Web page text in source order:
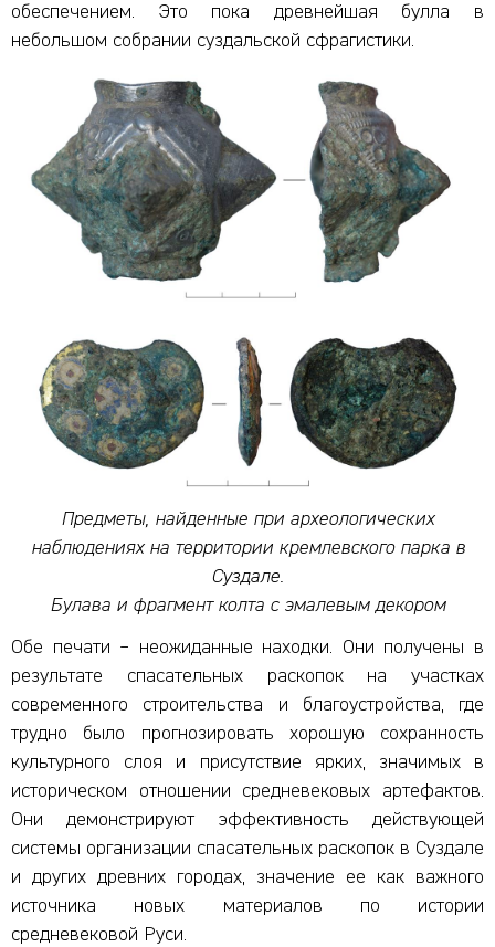
обеспечением. Это пока древнейшая булла в
небольшом собрании суздальской сфрагистики.
Предметы, найденные при археологических
наблюдениях на территории кремлевского парка в
Суздале.
Булава и фрагмент колта с эмалевым декором
Обе печати – неожиданные находки. Они получены в
результате спасательных раскопок на участках
современного строительства и благоустройства, где
трудно было прогнозировать хорошую сохранность
культурного слоя и присутствие ярких, значимых в
историческом отношении средневековых артефактов.
Они демонстрируют эффективность действующей
системы организации спасательных раскопок в Суздале
и других древних городах, значение ее как важного
источника новых материалов по истории
средневековой Руси.